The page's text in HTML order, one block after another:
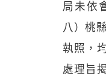
局未依
八）桃
執照，
處理旨